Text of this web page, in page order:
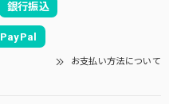
銀行振込
PayPal
お支払い方法について